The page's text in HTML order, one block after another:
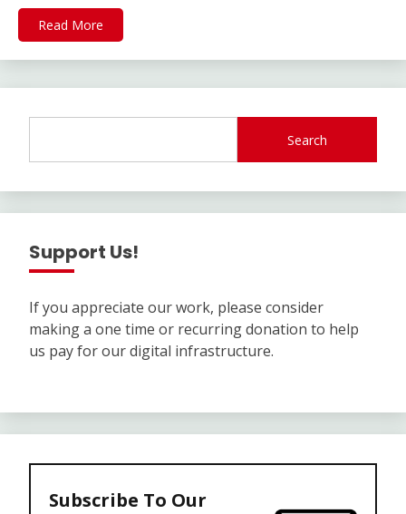
Read More
Search
Support Us!
If you appreciate our work, please consider
making a one time or recurring donation to help
us pay for our digital infrastructure.
Subscribe To Our